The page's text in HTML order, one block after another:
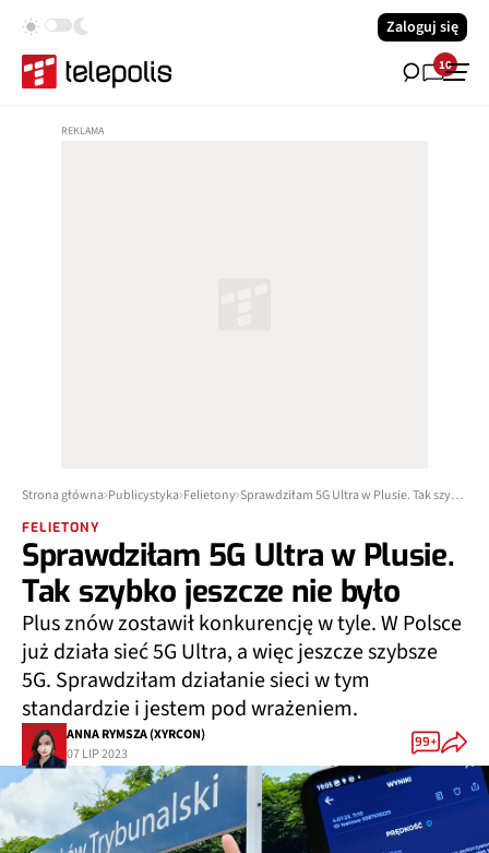
Zaloguj się
10
Strona główna Publicystyka Felietony Sprawdziłam 5G Ultra w Plusie. Tak szybko jeszcze nie było
FELIETONY
Sprawdziłam 5G Ultra w Plusie.
Tak szybko jeszcze nie było
Plus znów zostawił konkurencję w tyle. W Polsce
już działa sieć 5G Ultra, a więc jeszcze szybsze
5G. Sprawdziłam działanie sieci w tym
standardzie i jestem pod wrażeniem.
ANNA RYMSZA (XYRCON)
07 LIP 2023
99+